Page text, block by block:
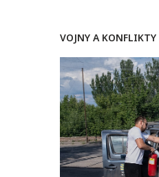
VOJNY A KONFLIKTY